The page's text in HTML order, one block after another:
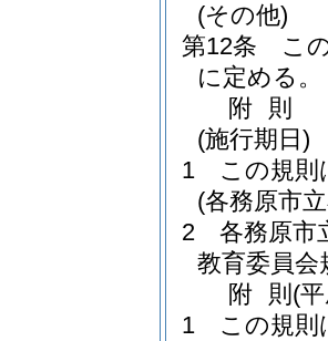
(その他)
第12条
こ
に定める。
附 則
(施行期日)
1
この規則
(各務原市
2
各務原市
教育委員会
附 則 (
1
この規則